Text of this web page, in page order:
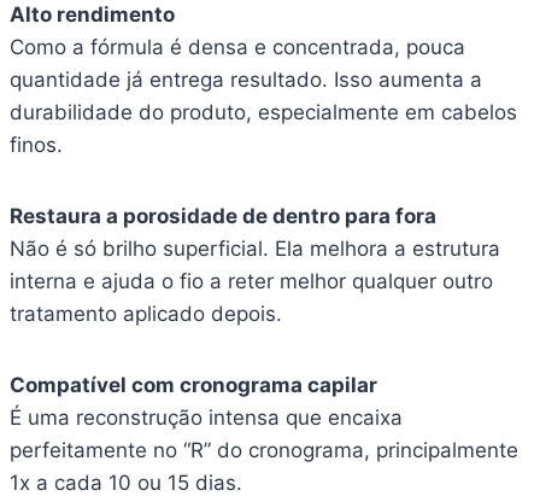
Alto rendimento
Como a fórmula é densa e concentrada, pouca
quantidade já entrega resultado. Isso aumenta a
durabilidade do produto, especialmente em cabelos
finos.
Restaura a porosidade de dentro para fora
Não é só brilho superficial. Ela melhora a estrutura
interna e ajuda o fio a reter melhor qualquer outro
tratamento aplicado depois.
Compatível com cronograma capilar
É uma reconstrução intensa que encaixa
perfeitamente no “R” do cronograma, principalmente
1x a cada 10 ou 15 dias.